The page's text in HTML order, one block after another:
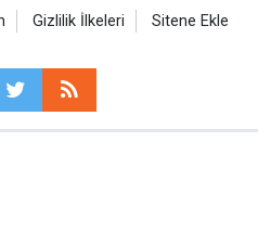
Gizlilik İlkeleri Sitene Ekle